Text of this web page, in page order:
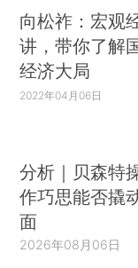
向松祚：宏观
讲，带你了解
经济大局
2022年04月06日
分析｜贝森特
作巧思能否撬
面
2026年08月06日